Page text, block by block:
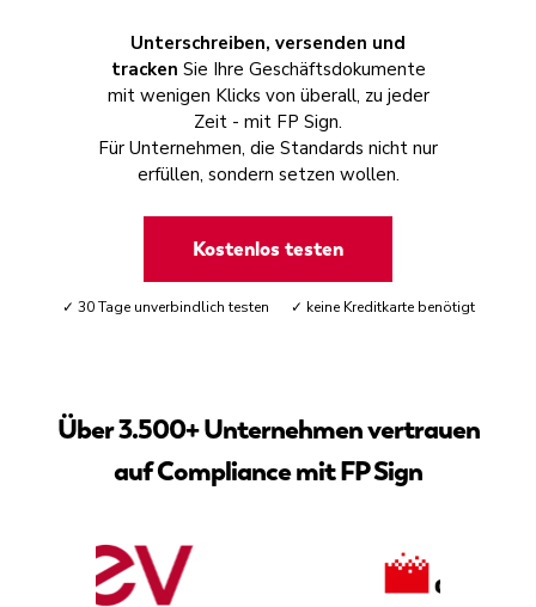
Unterschreiben, versenden und
tracken Sie Ihre Geschäftsdokumente
mit wenigen Klicks von überall, zu jeder
Zeit - mit FP Sign.
Für Unternehmen, die Standards nicht nur
erfüllen, sondern setzen wollen.
Kostenlos testen
✓ 30 Tage unverbindlich testen ✓ keine Kreditkarte benötigt
Über 3.500+ Unternehmen vertrauen
auf Compliance mit FP Sign